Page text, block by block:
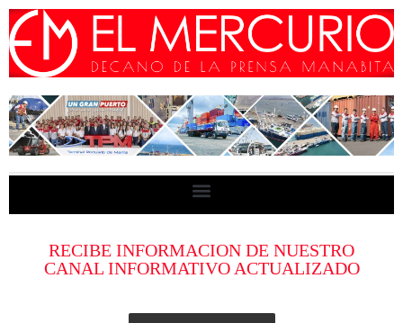
RECIBE INFORMACION DE NUESTRO
CANAL INFORMATIVO ACTUALIZADO